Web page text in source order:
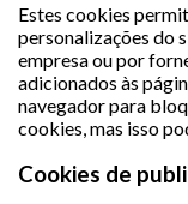
Estes cookies
personalizações do
empresa ou por
adicionados às
navegador para
cookies, mas isso
Cookies de